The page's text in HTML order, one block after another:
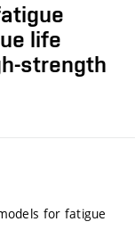
life
strength
for fatigue